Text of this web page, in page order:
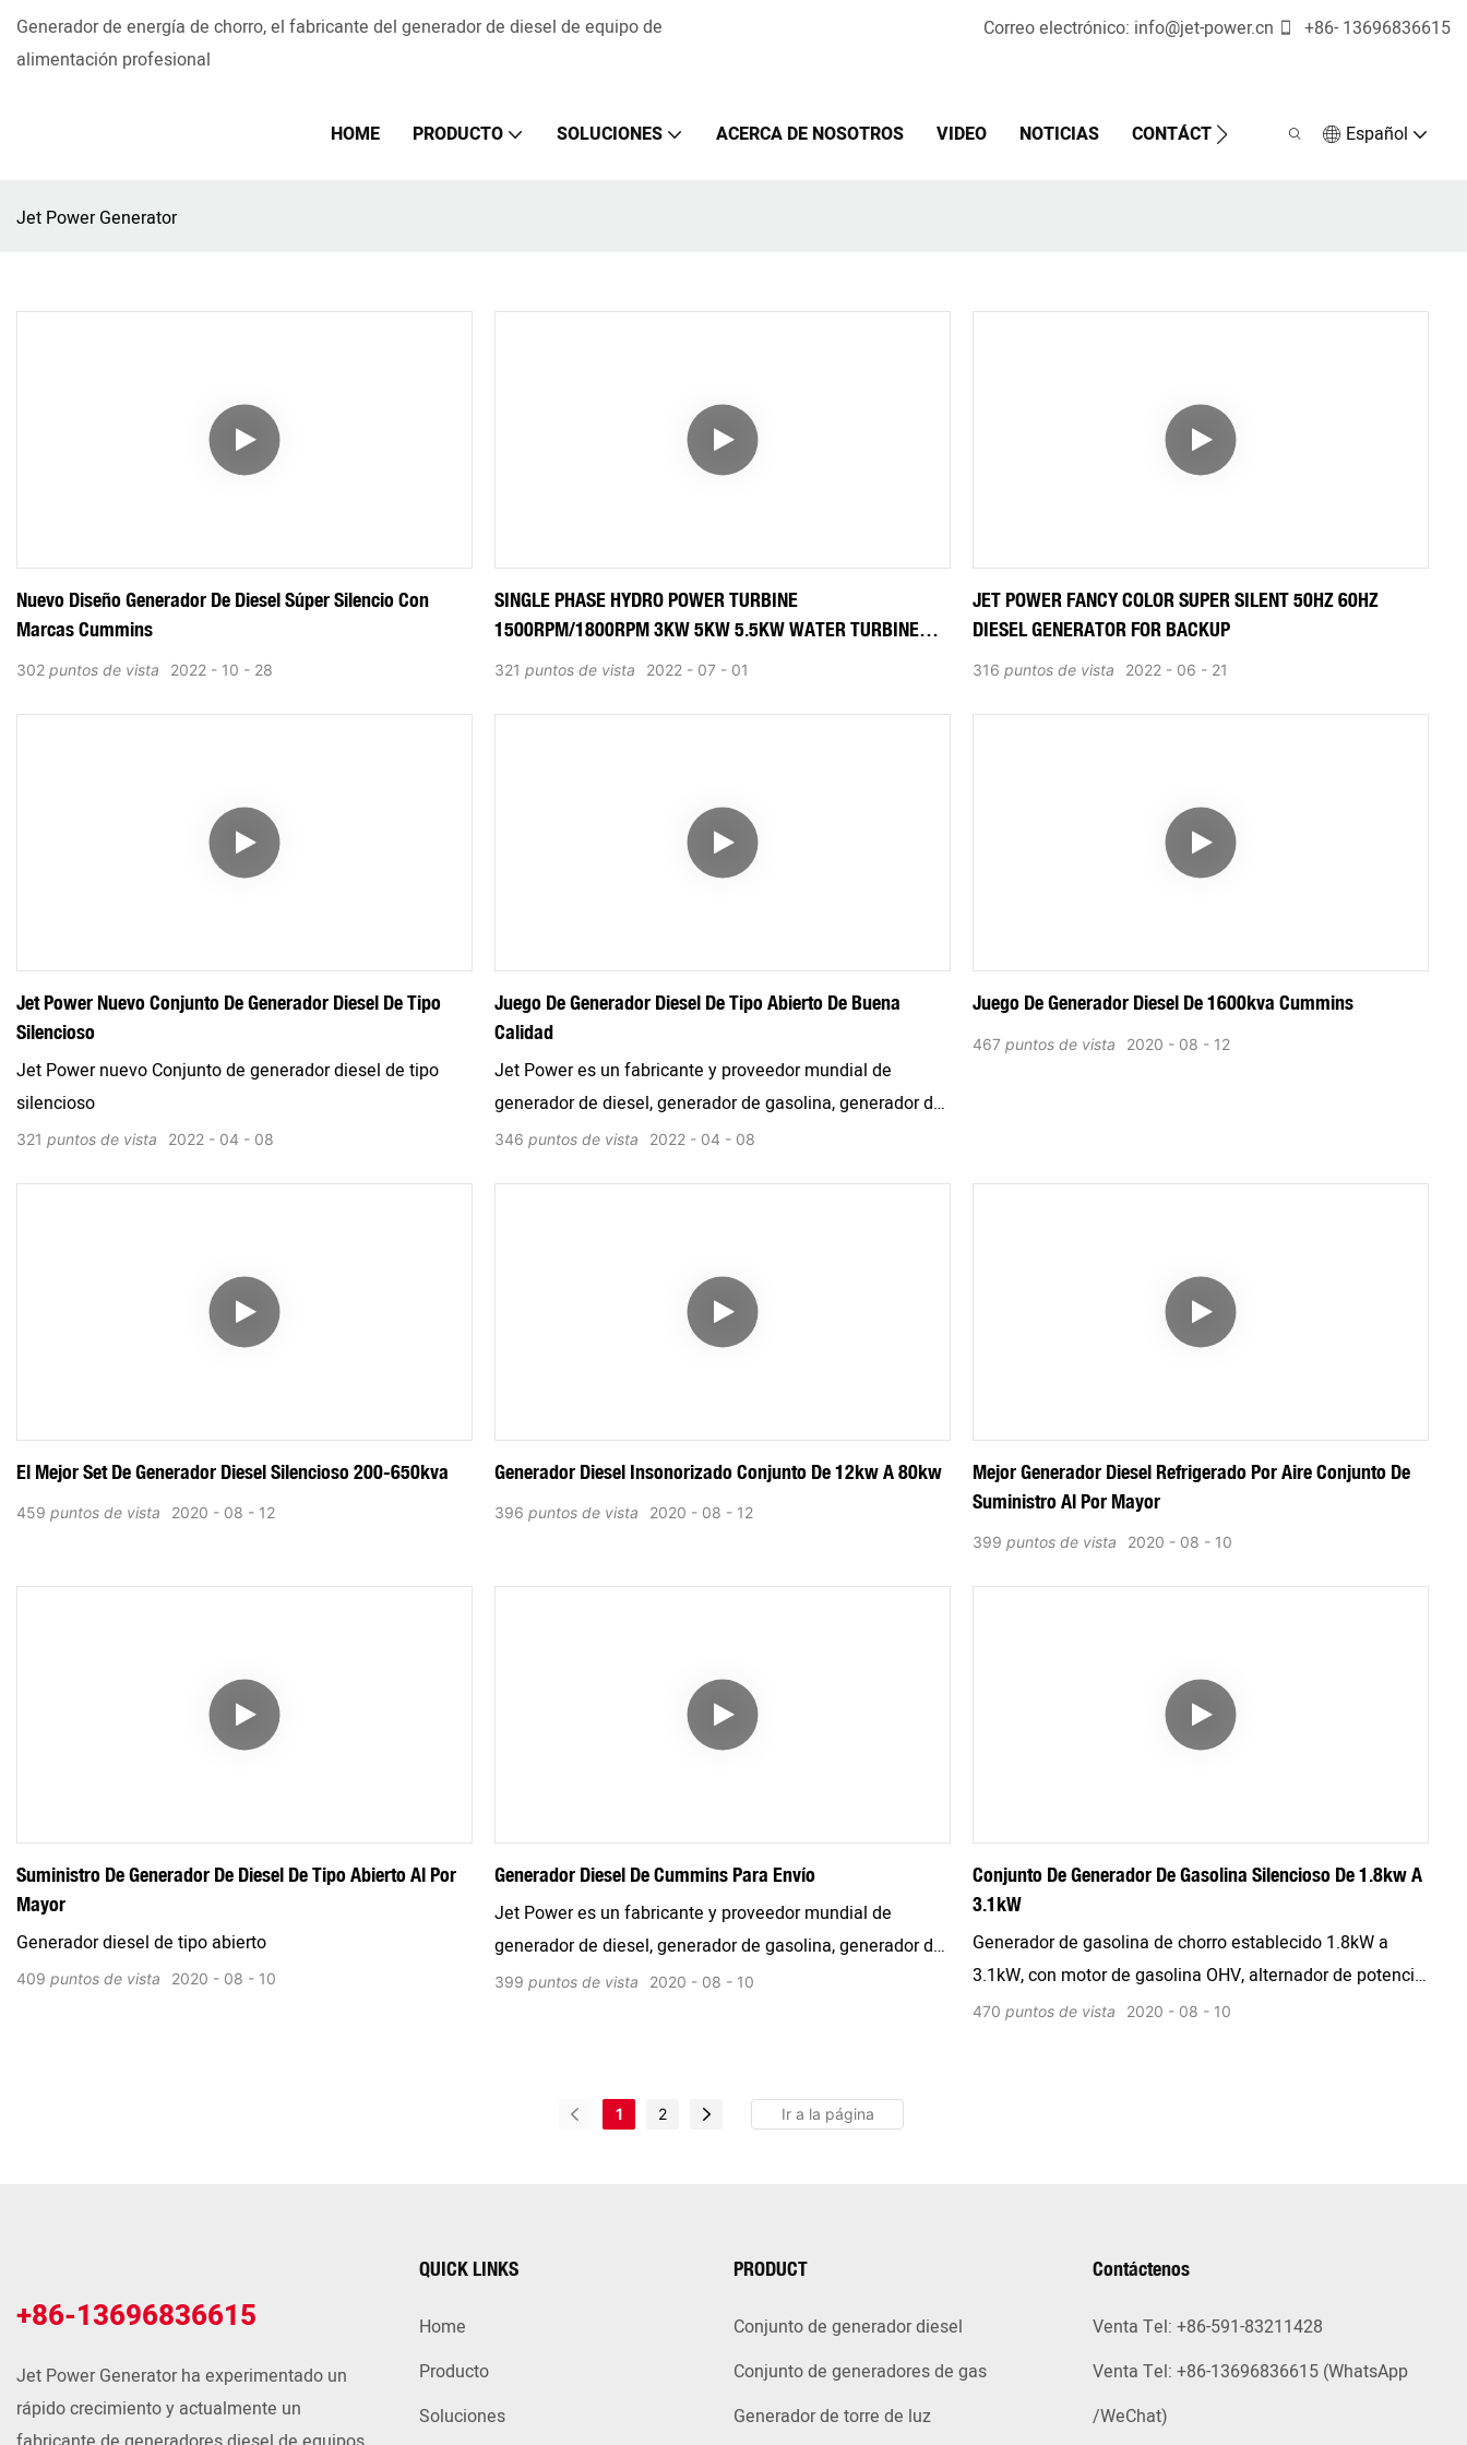
Generador de energía de chorro, el fabricante del generador de diesel de equipo de
alimentación profesional
Correo electrónico: info@jet-power.cn +86- 13696836615
HOME PRODUCTO SOLUCIONES ACERCA DE NOSOTROS VIDEO NOTICIAS CONTÁCTENOS Español
Jet Power Generator
Nuevo Diseño Generador De Diesel Súper Silencio Con
Marcas Cummins
2022 10 28
302 puntos de vista
SINGLE PHASE HYDRO POWER TURBINE
1500RPM/1800RPM 3KW 5KW 5.5KW WATER TURBINE
FOR SALE
2022 07 01
321 puntos de vista
JET POWER FANCY COLOR SUPER SILENT 50HZ 60HZ
DIESEL GENERATOR FOR BACKUP
2022 06 21
316 puntos de vista
Jet Power Nuevo Conjunto De Generador Diesel De Tipo
Silencioso
Jet Power nuevo Conjunto de generador diesel de tipo
silencioso
2022 04 08
321 puntos de vista
Juego De Generador Diesel De Tipo Abierto De Buena
Calidad
Jet Power es un fabricante y proveedor mundial de
generador de diesel, generador de gasolina, generador de
gas, alternador, bomba de agua, motor, cooperamos con
ferrocarril, mina, campo petrolero, agencia de alquiler ECT
2022 04 08
346 puntos de vista
Juego De Generador Diesel De 1600kva Cummins
2020 08 12
467 puntos de vista
El Mejor Set De Generador Diesel Silencioso 200-650kva
2020 08 12
459 puntos de vista
Generador Diesel Insonorizado Conjunto De 12kw A 80kw
2020 08 12
396 puntos de vista
Mejor Generador Diesel Refrigerado Por Aire Conjunto De
Suministro Al Por Mayor
2020 08 10
399 puntos de vista
Suministro De Generador De Diesel De Tipo Abierto Al Por
Mayor
Generador diesel de tipo abierto
2020 08 10
409 puntos de vista
Generador Diesel De Cummins Para Envío
Jet Power es un fabricante y proveedor mundial de
generador de diesel, generador de gasolina, generador de
gas, alternador, bomba de agua, motor, cooperamos con
de datos, protección contra incendios, hotel, estación de
2020 08 10
399 puntos de vista
Conjunto De Generador De Gasolina Silencioso De 1.8kw A
3.1kW
Generador de gasolina de chorro establecido 1.8kW a
3.1kW, con motor de gasolina OHV, alternador de potencia
de alambre de cobre 100% con AVR, panel de control de
2020 08 10
470 puntos de vista
1 2
+86-13696836615
Jet Power Generator ha experimentado un
rápido crecimiento y actualmente un
QUICK LINKS
Home
Producto
Soluciones
PRODUCT
Conjunto de generador diesel
Conjunto de generadores de gas
Generador de torre de luz
Contáctenos
Venta Tel: +86-591-83211428
Venta Tel: +86-13696836615 (WhatsApp
/WeChat)